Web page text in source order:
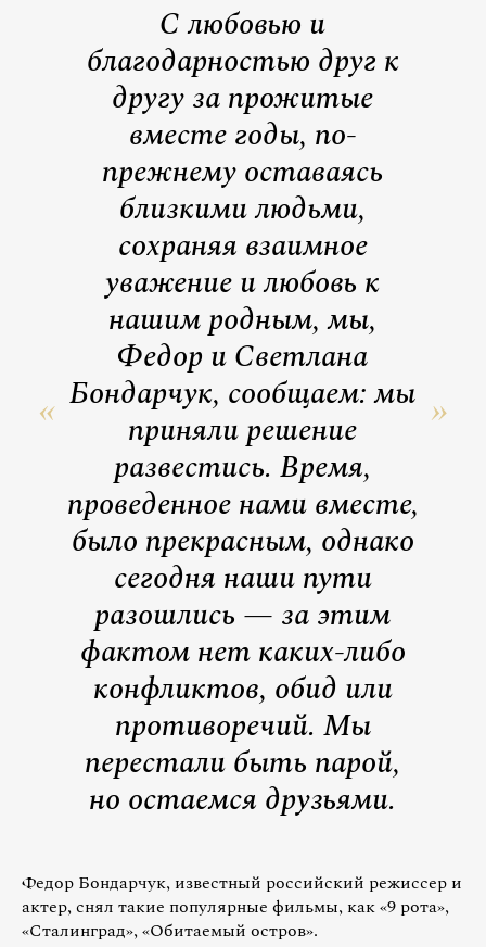
С любовью и
благодарностью друг к
другу за прожитые
вместе годы, по-
прежнему оставаясь
близкими людьми,
сохраняя взаимное
уважение и любовь к
нашим родным, мы,
Федор и Светлана
Бондарчук, сообщаем: мы
приняли решение
развестись. Время,
проведенное нами вместе,
было прекрасным, однако
сегодня наши пути
разошлись — за этим
фактом нет каких-либо
конфликтов, обид или
противоречий. Мы
перестали быть парой,
но остаемся друзьями.
Федор Бондарчук, известный российский режиссер и
актер, снял такие популярные фильмы, как «9 рота»,
«Сталинград», «Обитаемый остров».